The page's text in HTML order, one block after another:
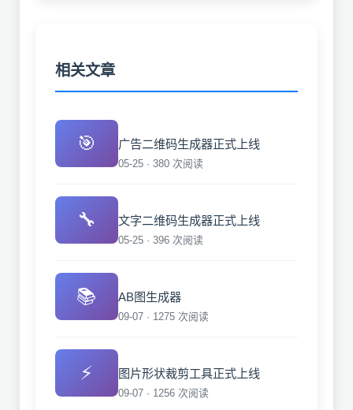
相关文章
🎯 广告二维码生成器正式上线
05-25 · 380 次阅读
🔧 文字二维码生成器正式上线
05-25 · 396 次阅读
📚 AB图生成器
09-07 · 1275 次阅读
⚡ 图片形状裁剪工具正式上线
09-07 · 1256 次阅读